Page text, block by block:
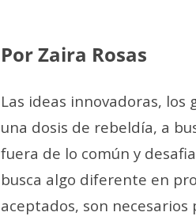
Por Zaira Rosas
Las ideas innovadoras,
una dosis de rebeldía, a
fuera de lo común y
busca algo diferente en
aceptados, son